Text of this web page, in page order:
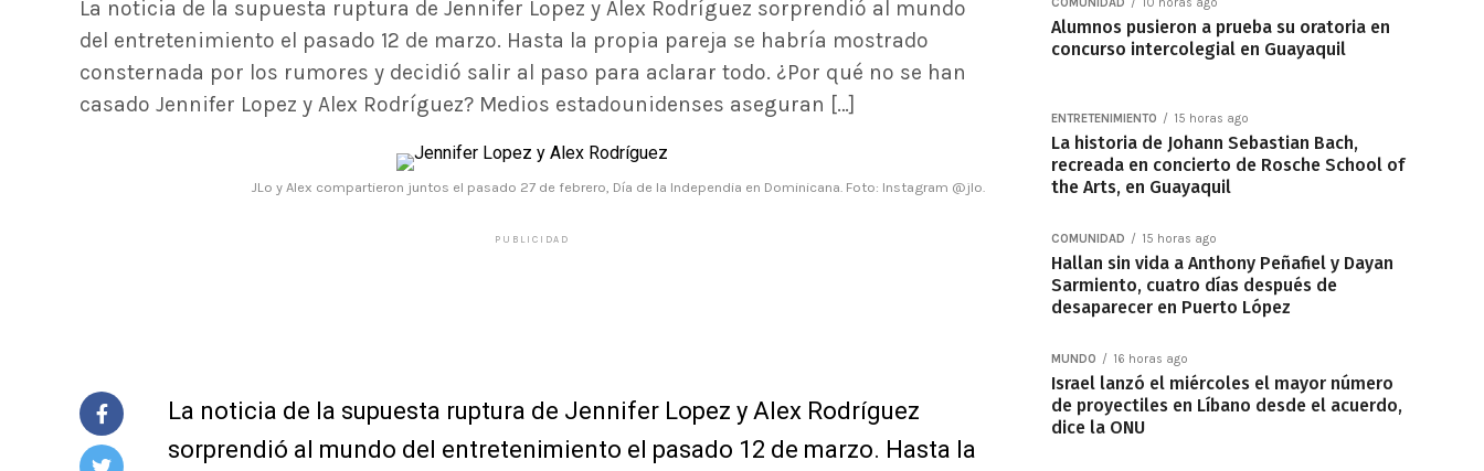
La noticia de la supuesta ruptura de Jennifer Lopez y Alex Rodríguez sorprendió al mundo
del entretenimiento el pasado 12 de marzo. Hasta la propia pareja se habría mostrado
consternada por los rumores y decidió salir al paso para aclarar todo. ¿Por qué no se han
casado Jennifer Lopez y Alex Rodríguez? Medios estadounidenses aseguran […]
JLo y Alex compartieron juntos el pasado 27 de febrero, Día de la Independia en Dominicana. Foto: Instagram @jlo.
PUBLICIDAD
La noticia de la supuesta ruptura de Jennifer Lopez y Alex Rodríguez
sorprendió al mundo del entretenimiento el pasado 12 de marzo. Hasta la
Alumnos pusieron a prueba su oratoria en
concurso intercolegial en Guayaquil
ENTRETENIMIENTO 15 horas ago
La historia de Johann Sebastian Bach,
recreada en concierto de Rosche School of
the Arts, en Guayaquil
COMUNIDAD 15 horas ago
Hallan sin vida a Anthony Peñafiel y Dayan
Sarmiento, cuatro días después de
desaparecer en Puerto López
MUNDO 16 horas ago
Israel lanzó el miércoles el mayor número
de proyectiles en Líbano desde el acuerdo,
dice la ONU